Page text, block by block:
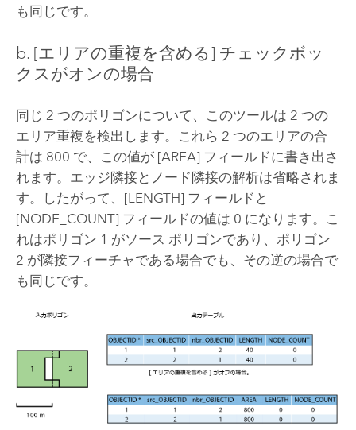
も同じです。
b. [エリアの重複を含める] チェックボッ
クスがオンの場合
同じ 2 つのポリゴンについて、このツールは 2 つの
エリア重複を検出します。これら 2 つのエリアの合
計は 800 で、この値が [AREA] フィールドに書き出さ
れます。エッジ隣接とノード隣接の解析は省略されま
す。したがって、[LENGTH] フィールドと
[NODE_COUNT] フィールドの値は 0 になります。こ
れはポリゴン 1 がソース ポリゴンであり、ポリゴン
2 が隣接フィーチャである場合でも、その逆の場合で
も同じです。